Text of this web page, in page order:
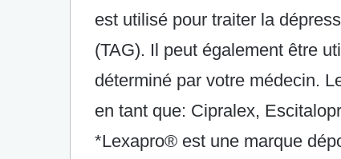
est utilisé pour traiter la
(TAG). Il peut également être
déterminé par votre médecin.
en tant que: Cipralex,
*Lexapro® est une marque